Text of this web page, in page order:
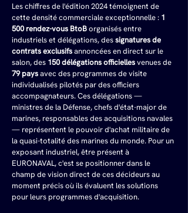
Les chiffres de l'édition 2024 témoignent de
cette densité commerciale exceptionnelle : 1
500 rendez-vous BtoB organisés entre
industriels et délégations, des signatures de
contrats exclusifs annoncées en direct sur le
salon, des 150 délégations officielles venues de
79 pays avec des programmes de visite
individualisés pilotés par des officiers
accompagnateurs. Ces délégations —
ministres de la Défense, chefs d'état-major de
marines, responsables des acquisitions navales
— représentent le pouvoir d'achat militaire de
la quasi-totalité des marines du monde. Pour un
exposant industriel, être présent à
EURONAVAL, c'est se positionner dans le
champ de vision direct de ces décideurs au
moment précis où ils évaluent les solutions
pour leurs programmes d'acquisition.